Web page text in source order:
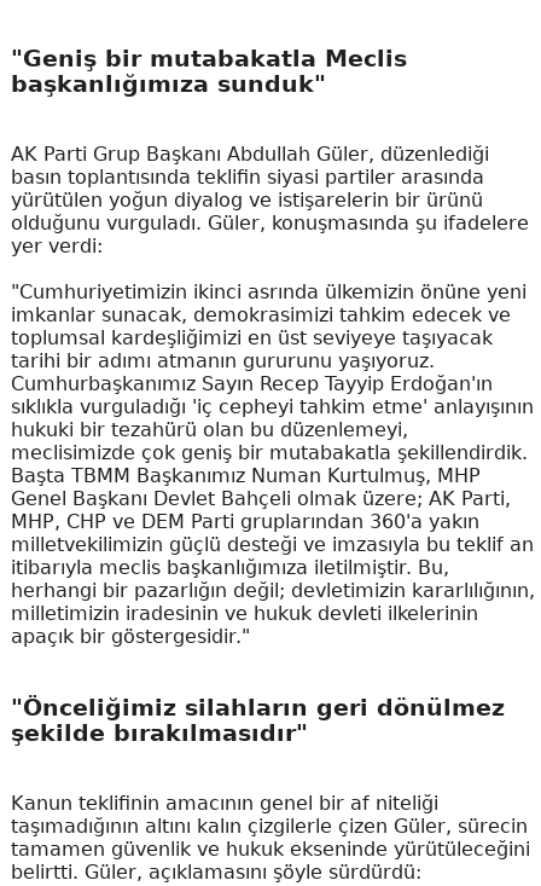
"Geniş bir mutabakatla Meclis
başkanlığımıza sunduk"
AK Parti Grup Başkanı Abdullah Güler, düzenlediği
basın toplantısında teklifin siyasi partiler arasında
yürütülen yoğun diyalog ve istişarelerin bir ürünü
olduğunu vurguladı. Güler, konuşmasında şu ifadelere
yer verdi:
"Cumhuriyetimizin ikinci asrında ülkemizin önüne yeni
imkanlar sunacak, demokrasimizi tahkim edecek ve
toplumsal kardeşliğimizi en üst seviyeye taşıyacak
tarihi bir adımı atmanın gururunu yaşıyoruz.
Cumhurbaşkanımız Sayın Recep Tayyip Erdoğan'ın
sıklıkla vurguladığı 'iç cepheyi tahkim etme' anlayışının
hukuki bir tezahürü olan bu düzenlemeyi,
meclisimizde çok geniş bir mutabakatla şekillendirdik.
Başta TBMM Başkanımız Numan Kurtulmuş, MHP
Genel Başkanı Devlet Bahçeli olmak üzere; AK Parti,
MHP, CHP ve DEM Parti gruplarından 360'a yakın
milletvekilimizin güçlü desteği ve imzasıyla bu teklif an
itibarıyla meclis başkanlığımıza iletilmiştir. Bu,
herhangi bir pazarlığın değil; devletimizin kararlılığının,
milletimizin iradesinin ve hukuk devleti ilkelerinin
apaçık bir göstergesidir."
"Önceliğimiz silahların geri dönülmez
şekilde bırakılmasıdır"
Kanun teklifinin amacının genel bir af niteliği
taşımadığının altını kalın çizgilerle çizen Güler, sürecin
tamamen güvenlik ve hukuk ekseninde yürütüleceğini
belirtti. Güler, açıklamasını şöyle sürdürdü: